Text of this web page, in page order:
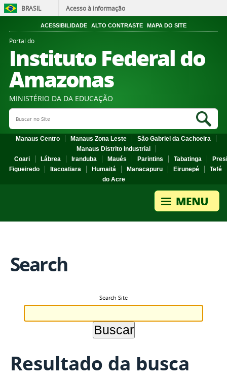
BRASIL Acesso à informação
ACESSIBILIDADE ALTO CONTRASTE MAPA DO SITE
Portal do
Instituto Federal do
Amazonas
MINISTÉRIO DA DA EDUCAÇÃO
Search Site
Manaus Centro Manaus Zona Leste
São Gabriel da Cachoeira
Manaus Distrito Industrial
Coari
Lábrea Iranduba Maués Parintins Tabatinga
Figueiredo
Itacoatiara Humaitá Manacapuru Eirunepé
Tefé
do Acre
Search
Search Site
Resultado da busca